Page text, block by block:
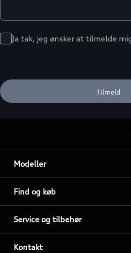
Ja tak, jeg ønsker at tilmelde
Modeller
Find og køb
Service og tilbehør
Kontakt